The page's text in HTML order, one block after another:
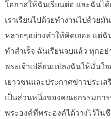
โอกาสให้ฉันเรียนต่อ และฉันไ
เราเรียนไปด้วยทำงานไปด้วย
หลายๆอย่างทำให้คิดเยอะ แต่
ทำสำเร็จ ฉันเรียนจบแล้ว ทุกอ
พระเจ้าเปลี่ยนแปลงฉันให้มั่นใ
เยาวชนและประกาศข่าวประ
เป็นส่วนหนึ่งของคณะกรรมการ
พระองค์ที่พระองค์ได้วางไว้ใน